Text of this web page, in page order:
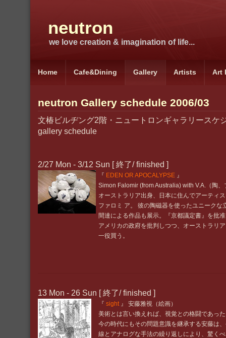
neutron
we love creation & imagination of life...
Home Cafe&Dining Gallery Artists Art
neutron Gallery schedule 2006/03
文椿ビルヂング2階・ニュートロンギャラリースケ
gallery schedule
2/27 Mon - 3/12 Sun [ 終了/ finished ]
『 EDEN OR APOCALYPSE 』
Simon Falomir (from Australia) with V.A.（陶、
オーストラリア出身、日本に住んでアーティ
ファロミ ア。 彼の陶磁器を使ったユニークな
間達による作品も展示。『京都議定書』を批
アメリカの政府を批判しつつ、オーストラリ
一役買う。
13 Mon - 26 Sun [ 終了/ finished ]
『 sight』 安藤雅視（絵画）
美術とは言い換えれば、視覚との格闘であ
今の時代にもその問題意識を継承する安藤は
線とアナログな手法の繰り返しにより、驚く